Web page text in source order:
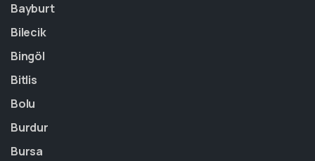
Bayburt
Bilecik
Bingöl
Bitlis
Bolu
Burdur
Bursa